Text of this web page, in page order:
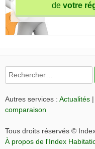
de votre
Rechercher :
Autres services : Actualités |
comparaison
Tous droits réservés ©
À propos de l'Index